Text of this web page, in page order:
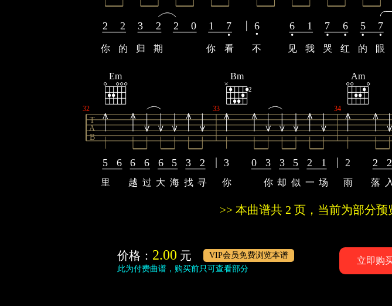
2 2 3 2 2 0 1 7
你 的 归 期 你 看
6 6 1 7 6 5 7
不 见 我 哭 红 的 眼
32
T
A
B
Em
5 6 6 6 6 5 3 2
里 越 过 大 海 找 寻
33
Bm
2
3 0 3 3 5 2 1
你 你 却 似 一 场
34
Am
2 2 2
雨 落 入
>> 本曲谱共 2 页，当前为部分
价格： 2.00 元
VIP会员免费浏览本谱
此为付费曲谱，购买前只可查看部分
立即购